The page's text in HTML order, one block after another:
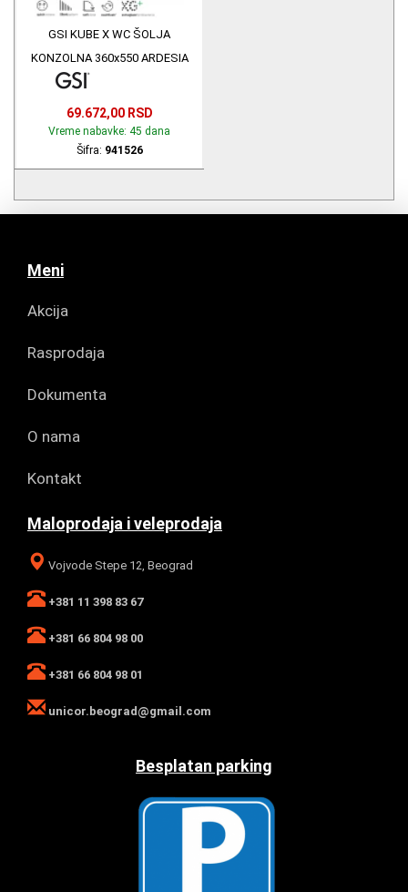
GSI KUBE X WC ŠOLJA
KONZOLNA 360x550 ARDESIA
MAT 941526
69.672,00 RSD
Vreme nabavke: 45 dana
Šifra: 941526
Meni
Akcija
Rasprodaja
Dokumenta
O nama
Kontakt
Maloprodaja i veleprodaja
Vojvode Stepe 12, Beograd
+381 11 398 83 67
+381 66 804 98 00
+381 66 804 98 01
unicor.beograd@gmail.com
Besplatan parking